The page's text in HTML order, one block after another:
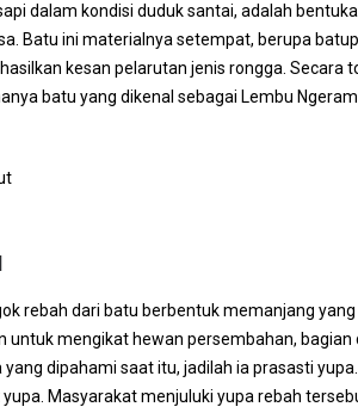
dalam kondisi duduk santai, adalah
Batu ini materialnya setempat, berupa
kesan pelarutan jenis rongga. Secara
batu yang dikenal sebagai Lembu
rebah dari batu berbentuk memanjang
untuk mengikat hewan persembahan, bagian
yang dipahami saat itu, jadilah ia prasasti
Masyarakat menjuluki yupa rebah